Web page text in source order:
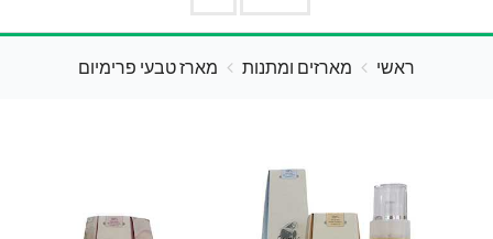
ראשי מארזים ומתנות מארז טבעי פרימיום